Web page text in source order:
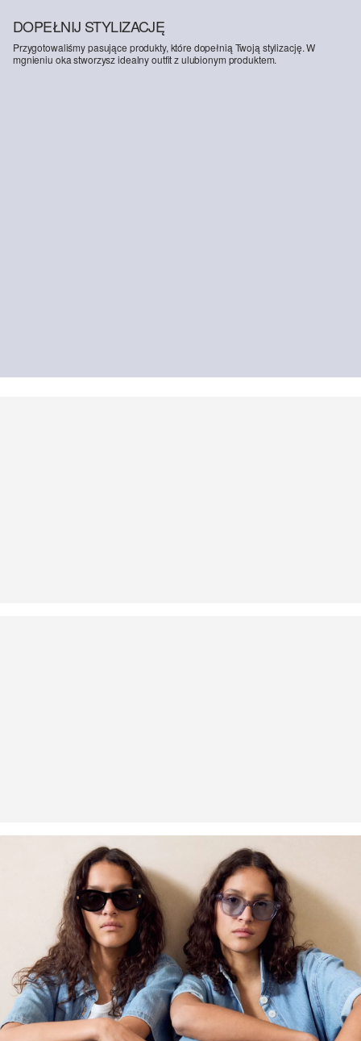
DOPEŁNIJ STYLIZACJĘ
Przygotowaliśmy pasujące produkty, które dopełnią Twoją stylizację. W
mgnieniu oka stworzysz idealny outfit z ulubionym produktem.